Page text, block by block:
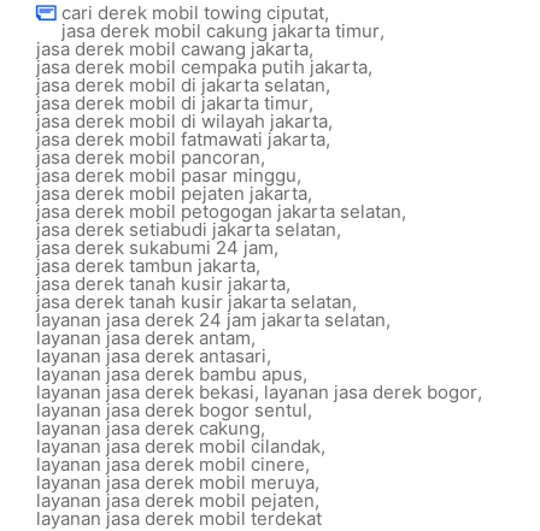
cari derek mobil towing ciputat,
jasa derek mobil cakung jakarta timur,
jasa derek mobil cawang jakarta,
jasa derek mobil cempaka putih jakarta,
jasa derek mobil di jakarta selatan,
jasa derek mobil di jakarta timur,
jasa derek mobil di wilayah jakarta,
jasa derek mobil fatmawati jakarta,
jasa derek mobil pancoran,
jasa derek mobil pasar minggu,
jasa derek mobil pejaten jakarta,
jasa derek mobil petogogan jakarta selatan,
jasa derek setiabudi jakarta selatan,
jasa derek sukabumi 24 jam,
jasa derek tambun jakarta,
jasa derek tanah kusir jakarta,
jasa derek tanah kusir jakarta selatan,
layanan jasa derek 24 jam jakarta selatan,
layanan jasa derek antam,
layanan jasa derek antasari,
layanan jasa derek bambu apus,
layanan jasa derek bekasi, layanan jasa derek bogor,
layanan jasa derek bogor sentul,
layanan jasa derek cakung,
layanan jasa derek mobil cilandak,
layanan jasa derek mobil cinere,
layanan jasa derek mobil meruya,
layanan jasa derek mobil pejaten,
layanan jasa derek mobil terdekat